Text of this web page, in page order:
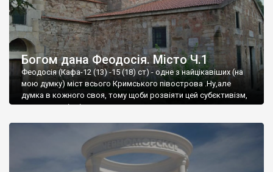
Богом дана Феодосія. Місто Ч.1
Феодосія (Кафа-12 (13) -15 (18) ст) - одне з найцікавіших (на
мою думку) міст всього Кримського півострова .Ну,але
думка в кожного своя, тому щоби розвіяти цей субєктивізм,
запрошую відвідати це